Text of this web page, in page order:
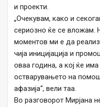
и проекти.
„Очекувам, како и
сериозно ќе се вложам.
моментов ми е да
чија иницијација и
оваа година, а кој ќе
остварувањето на
афазија“, вели таа.
Во разговорот Мирјана